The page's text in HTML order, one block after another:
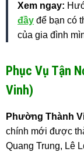
Xem ngay:
đầy để bạn có
của gia đình
Phục Vụ Tận
Vinh)
Phường Thành
chính mới được
Quang Trung, Lê